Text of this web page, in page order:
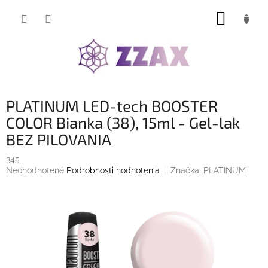
PLATINUM LED-tech BOOSTER
COLOR Bianka (38), 15ml - Gel-lak
BEZ PILOVANIA
345
Priemerné
Neohodnotené Podrobnosti hodnotenia Značka: PLATINUM